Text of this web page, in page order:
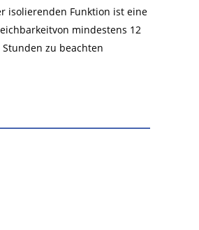
isolierenden Funktion ist eine
mindestens 12
Stunden zu beachten